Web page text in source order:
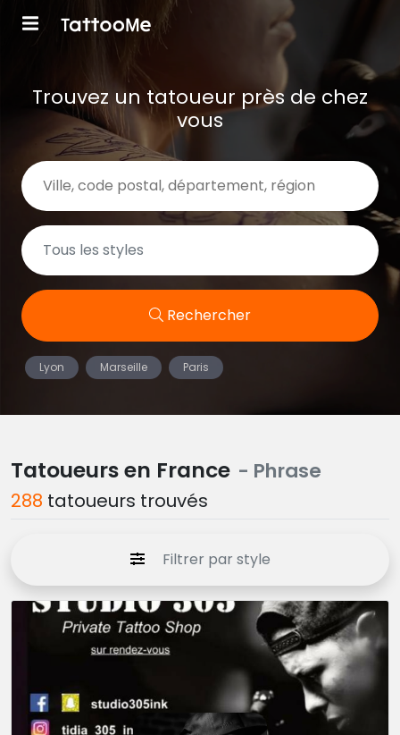
Trouvez un tatoueur près de chez
vous
Rechercher
Lyon Marseille Paris
Tatoueurs en France - Phrase
288 tatoueurs trouvés
Filtrer par style